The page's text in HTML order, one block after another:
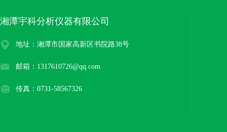
湘潭宇科分析仪器有限公司
地址：湘潭市国家高新区书院路38号
邮箱：1317610726@qq.com
传真：0731-58567326